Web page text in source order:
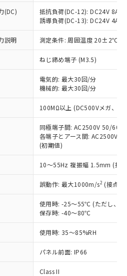
(DC)
抵抗負荷(DC-12): DC24V 8A/
誘導負荷(DC-13): DC24V 4A/
説明 測定条件: 周囲温度 20±2℃、
ねじ締め端子 (M3.5)
電気的: 最大30回/分
機械的: 最大30回/分
100MΩ以上 (DC500Vメガ、点
同極端子間: AC2500V 50/
各端子とアース間: AC2500V
(初期値)
10～55Hz 複振幅 1.5mm (接
誤動作: 最大1000m/s2 (接点
使用時: -25～55℃ (ただし、氷
保存時: -40～80℃
使用時: 35～85%RH
パネル前面: IP66
Class II
庫状況および標準価格
させていただくもので
事業取扱商品の中には、
対象外となる商品もある
ください。
び標準価格照会結果は、
更新日時点での社内デー
成されるものであり、閲
での実際の在庫および標
なる場合があることをご
況および標準価格はお客
、またはお客様担当のオ
器販売店・当社販売員に
機器販売店や当社販売拠
ットワーク
」をご確認
び標準価格結果を当社の
く第三者に漏洩または開
お願いします。
能（部品リスト作成サー
用いただくには、I-Web
ご登録されている必要が
を調査中または確認中の
ンス料など無形物で、有
のない商品です。
と判明した場合などや
ことがあります。
水銀(Hg) 1000ppm以下、 カド
以下、ポリ臭化ビフェニル
、ポリ臭化ジフェニルエーテル類
フタル酸ビス(2-エチルヘキシ
1000ppm以下、フタル酸ブチ
以下、フタル酸ジブチル
、フタル酸ジイソブチル
用監視および制御機器に対する
確認しています。
状況などにより、予定
があります。
料含有率が中国RoHSの
とを示します。
料含有率が中国RoHSの
ことを示します。
す。当社販売部門へお問
準値 (GB/T26572)：
水銀) : 1000ppm、 Cd(カドミウ
、 PBBs(ポリ臭化ビフェ
ポリ臭化ジフェニルエーテ
) : 1000ppm、 DIBP(フタル酸ジ
BBP(フタル酸ブチルベンジ
エチルヘキシル)) : 1000ppm
（10物質）のすべてが基
とを示します。
状況下において有害物
、環境に深刻な影響を
味します。
。当社販売部門へお問
ら貴社製品のうち、外国
国貿易法に定める商品
貨物等」という）を輸出
の提供する場合は、日本
許可(または役務取引許
るなどの必要な手続きを
物を破棄する場合は、完
など、違法に輸出されな
手段を講じます。
品を、核兵器、ミサイ
、生物兵器またはその他
れらの製造装置等に一切
製品を第三者に販売する
1、2および3の内容を当
知します。また当社は、
販売に係わる関係者が違
おそれがある場合は、取
しません。
上の在庫あり
は満たないが在庫あり
(最新の在庫状況につ
お客様のお取引先、ま
様担当のオムロン制御
店・当社販売員にご確
機種、また在庫状況の
開していない機種